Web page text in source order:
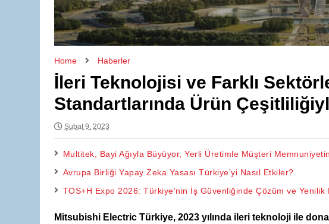
Home Haberler
İleri Teknolojisi ve Farklı
Standartlarında Ürün
Şubat 9, 2023
Multitek, Bayi Ağıyla Büyüyor, Yerli Üretimle Müşteri
Avrupa Birliği Yapay Zeka Yasası Türkiye’yi Nasıl Etkiler?
TOS+H Expo 2026: Türkiye’nin İş Güvenliğinde Çözüm ve Yenilik
Mitsubishi Electric Türkiye, 2023 yılında ileri teknoloji ile